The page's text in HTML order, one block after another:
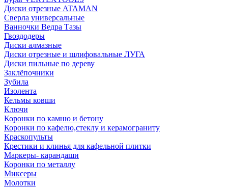
Диски отрезные ATAMAN
Сверла универсальные
Ванночки Ведра Тазы
Гвоздодеры
Диски алмазные
Диски отрезные и шлифовальные ЛУГА
Диски пильные по дереву
Заклёпочники
Зубила
Изолента
Кельмы ковши
Ключи
Коронки по камню и бетону
Коронки по кафелю,стеклу и керамограниту
Краскопульты
Крестики и клинья для кафельной плитки
Маркеры- карандаши
Коронки по металлу
Миксеры
Молотки